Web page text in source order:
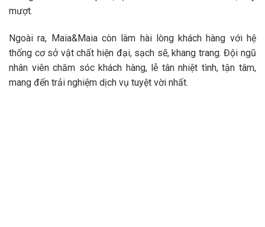
mượt.
Ngoài ra, Maia&Maia còn làm hài lòng khách hàng với hệ
thống cơ sở vật chất hiện đại, sạch sẽ, khang trang. Đội ngũ
nhân viên chăm sóc khách hàng, lễ tân nhiệt tình, tận tâm,
mang đến trải nghiệm dịch vụ tuyệt vời nhất.